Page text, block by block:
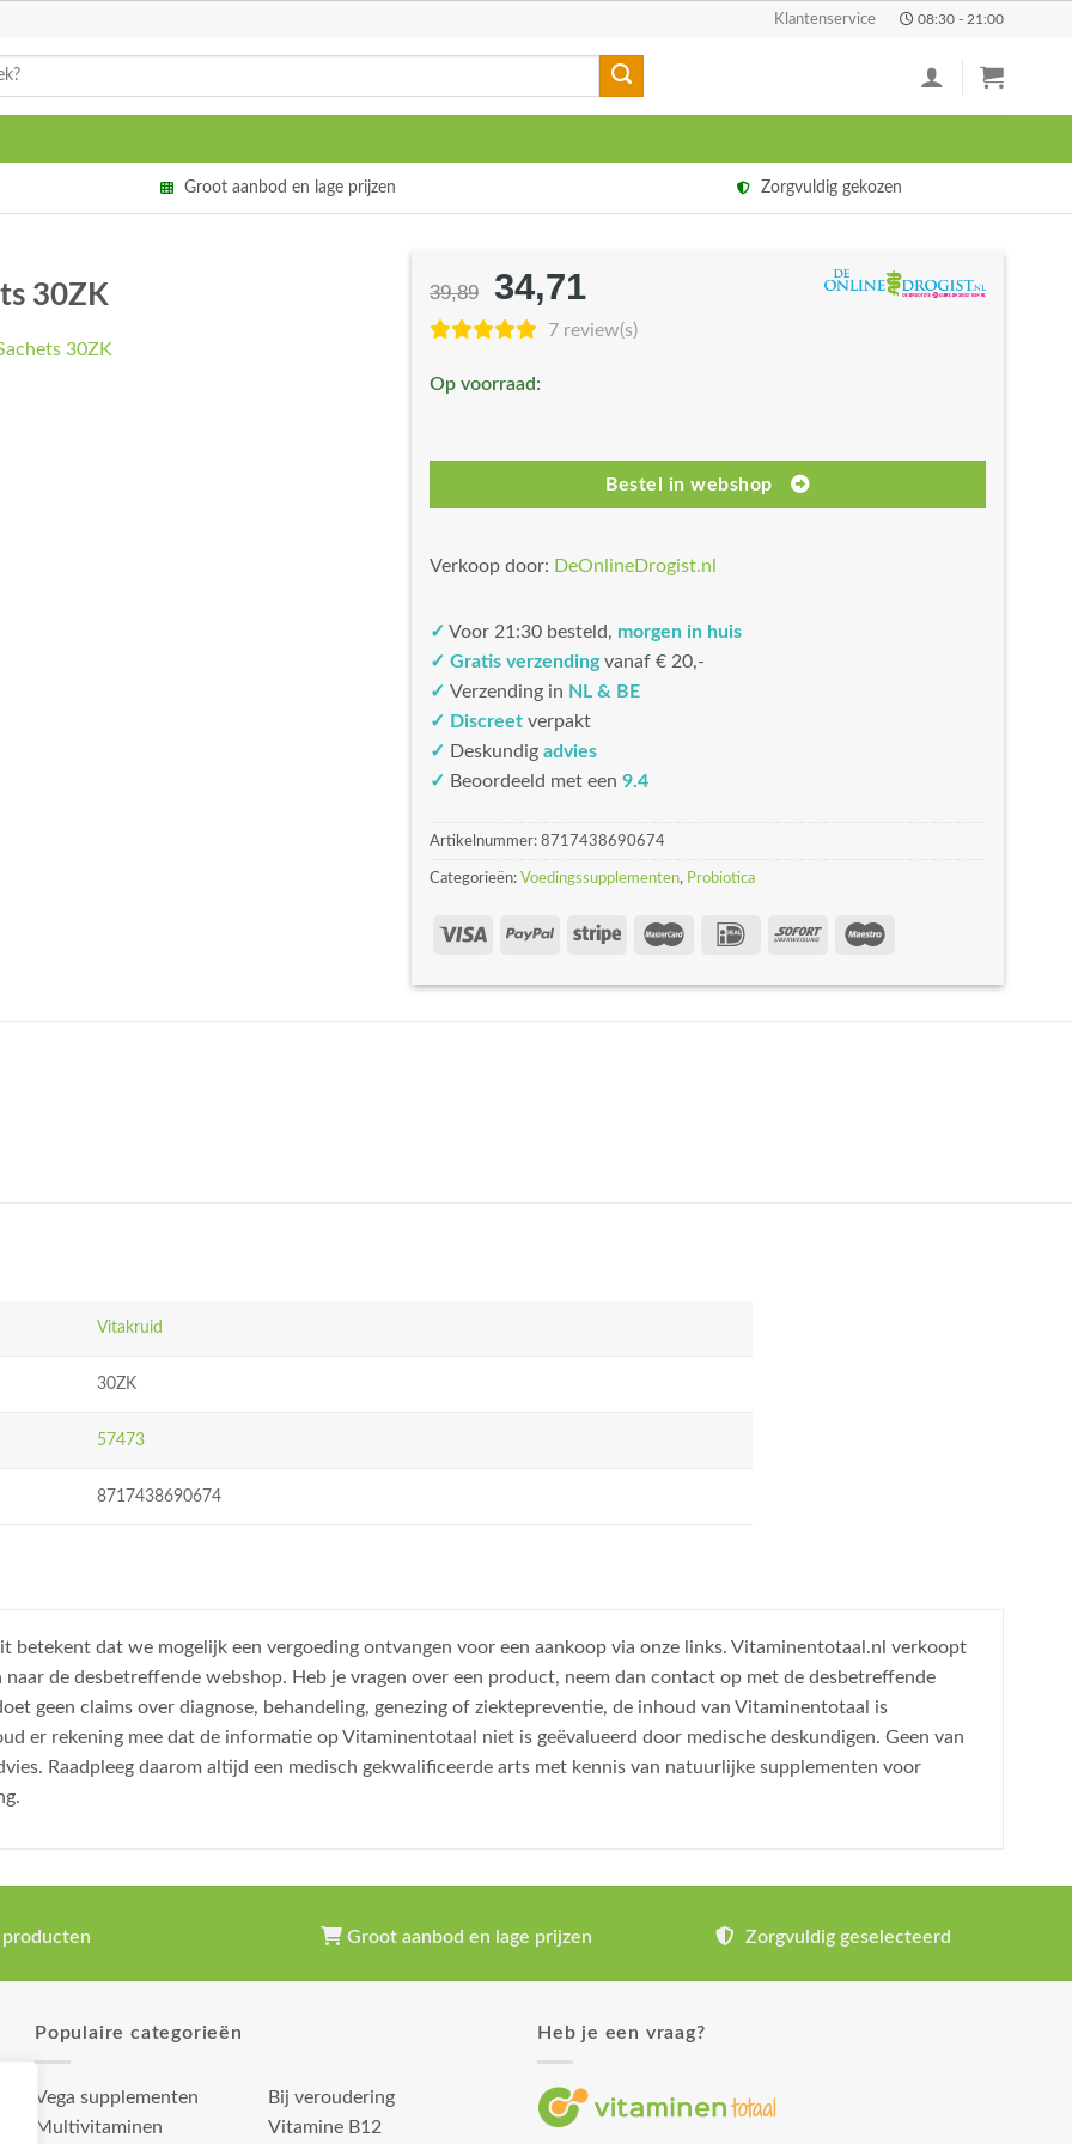
Klantenservice 08:30 - 21:00
Groot aanbod en lage prijzen Zorgvuldig gekozen
30ZK 39,89
Oorspronkelijke
prijs
€39,89.
34,71
prijs
7 review(s)
Op voorraad:
Bestel in webshop
Verkoop door: DeOnlineDrogist.nl
✓ Voor 21:30 besteld, morgen in huis
✓ Gratis verzendingvanaf € 20,-
✓ Verzending in NL & BE
✓ Discreet verpakt
✓ Deskundig advies
✓ Beoordeeld met een 9.4
Artikelnummer: 8717438690674
Categorieën: Voedingssupplementen, Probiotica
Vitakruid
30ZK
57473
8717438690674
dat we mogelijk een vergoeding ontvangen voor een aankoop via onze links. Vitaminentotaal.nl verkoopt
de desbetreffende webshop. Heb je vragen over een product, neem dan contact op met de desbetreffende
geen claims over diagnose, behandeling, genezing of ziektepreventie, de inhoud van Vitaminentotaal is
er rekening mee dat de informatie op Vitaminentotaal niet is geëvalueerd door medische deskundigen. Geen van
Raadpleeg daarom altijd een medisch gekwalificeerde arts met kennis van natuurlijke supplementen voor
producten Groot aanbod en lage prijzen Zorgvuldig geselecteerd
Populaire categorieën
Vega supplementen
Multivitaminen
Bij veroudering
Vitamine B12
Heb je een vraag?